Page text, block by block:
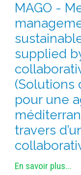
MÉTHODES ET
LOGICIELS
PUBLICATIONS SUR
HDR
THÈSES
WORKING PAPERS
NOTES
NOS TRAVAUX EN
MAGO -
supplied
(Solutions
pour une
travers
En savoir plus...